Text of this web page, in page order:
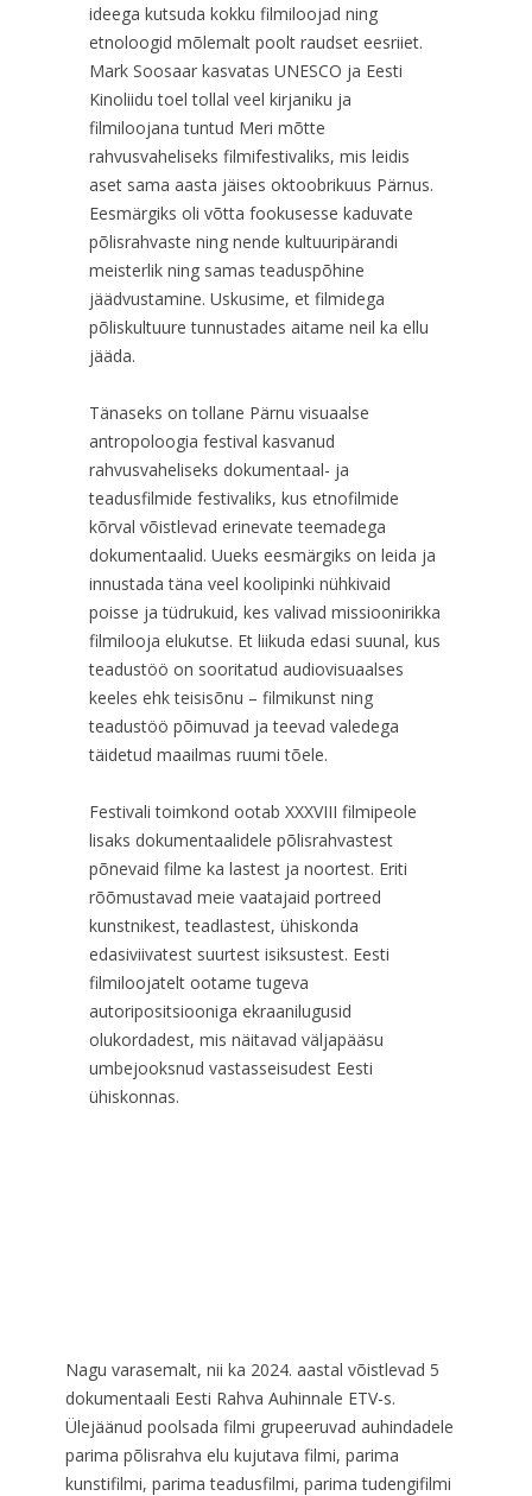
ideega kutsuda kokku filmiloojad ning
etnoloogid mõlemalt poolt raudset eesriiet.
Mark Soosaar kasvatas UNESCO ja Eesti
Kinoliidu toel tollal veel kirjaniku ja
filmiloojana tuntud Meri mõtte
rahvusvaheliseks filmifestivaliks, mis leidis
aset sama aasta jäises oktoobrikuus Pärnus.
Eesmärgiks oli võtta fookusesse kaduvate
põlisrahvaste ning nende kultuuripärandi
meisterlik ning samas teaduspõhine
jäädvustamine. Uskusime, et filmidega
põliskultuure tunnustades aitame neil ka ellu
jääda.
Tänaseks on tollane Pärnu visuaalse
antropoloogia festival kasvanud
rahvusvaheliseks dokumentaal- ja
teadusfilmide festivaliks, kus etnofilmide
kõrval võistlevad erinevate teemadega
dokumentaalid. Uueks eesmärgiks on leida ja
innustada täna veel koolipinki nühkivaid
poisse ja tüdrukuid, kes valivad missioonirikka
filmilooja elukutse. Et liikuda edasi suunal, kus
teadustöö on sooritatud audiovisuaalses
keeles ehk teisisõnu – filmikunst ning
teadustöö põimuvad ja teevad valedega
täidetud maailmas ruumi tõele.
Festivali toimkond ootab XXXVIII filmipeole
lisaks dokumentaalidele põlisrahvastest
põnevaid filme ka lastest ja noortest. Eriti
rõõmustavad meie vaatajaid portreed
kunstnikest, teadlastest, ühiskonda
edasiviivatest suurtest isiksustest. Eesti
filmiloojatelt ootame tugeva
autoripositsiooniga ekraanilugusid
olukordadest, mis näitavad väljapääsu
umbejooksnud vastasseisudest Eesti
ühiskonnas.
Nagu varasemalt, nii ka 2024. aastal võistlevad 5
dokumentaali Eesti Rahva Auhinnale ETV-s.
Ülejäänud poolsada filmi grupeeruvad auhindadele
parima põlisrahva elu kujutava filmi, parima
kunstifilmi, parima teadusfilmi, parima tudengifilmi